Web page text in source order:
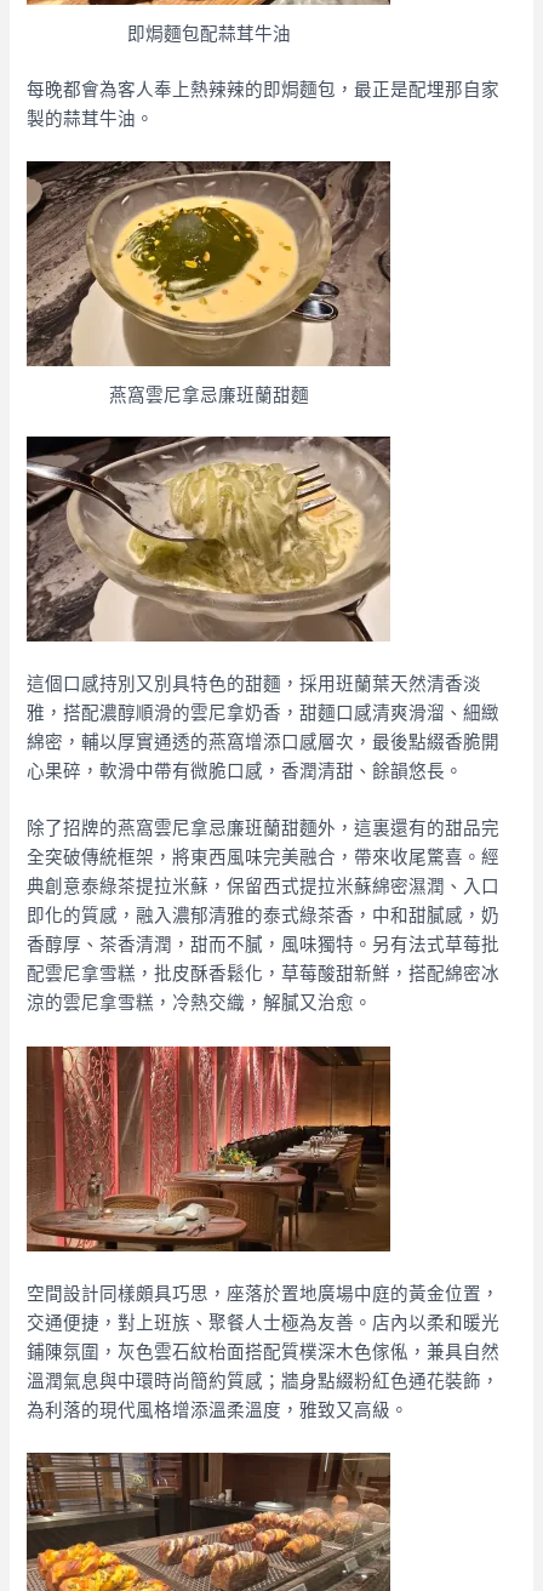
即焗麵包配蒜茸牛油
每晚都會為客人奉上熱辣辣的即焗麵包，最正是配埋那自家
製的蒜茸牛油。
燕窩雲尼拿忌廉班蘭甜麵
這個口感持別又別具特色的甜麵，採用班蘭葉天然清香淡
雅，搭配濃醇順滑的雲尼拿奶香，甜麵口感清爽滑溜、細緻
綿密，輔以厚實通透的燕窩增添口感層次，最後點綴香脆開
心果碎，軟滑中帶有微脆口感，香潤清甜、餘韻悠長。
除了招牌的燕窩雲尼拿忌廉班蘭甜麵外，這裏還有的甜品完
全突破傳統框架，將東西風味完美融合，帶來收尾驚喜。經
典創意泰綠茶提拉米蘇，保留西式提拉米蘇綿密濕潤、入口
即化的質感，融入濃郁清雅的泰式綠茶香，中和甜膩感，奶
香醇厚、茶香清潤，甜而不膩，風味獨特。另有法式草莓批
配雲尼拿雪糕，批皮酥香鬆化，草莓酸甜新鮮，搭配綿密冰
涼的雲尼拿雪糕，冷熱交織，解膩又治愈。
空間設計同樣頗具巧思，座落於置地廣場中庭的黃金位置，
交通便捷，對上班族、聚餐人士極為友善。店內以柔和暖光
鋪陳氛圍，灰色雲石紋枱面搭配質樸深木色傢俬，兼具自然
溫潤氣息與中環時尚簡約質感；牆身點綴粉紅色通花裝飾，
為利落的現代風格增添溫柔溫度，雅致又高級。